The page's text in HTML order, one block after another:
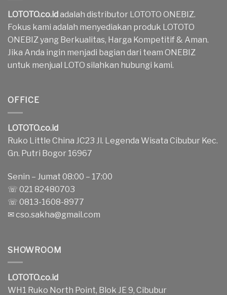
LOTOTO.co.idadalah distributor LOTOTO ONEBIZ.
Fokus kami adalah menyediakan produk LOTOTO
ONEBIZ yang Berkualitas, Harga Kompetitif & Aman.
Jika Anda ingin menjadi bagian dari team ONEBIZ
untuk menjual LOTO silahkan hubungi kami.
OFFICE
LOTOTO.co.id
Ruko Little China JC23 Jl. Legenda Wisata Cibubur Kec.
Gn. Putri Bogor 16967
Senin – Jumat 08:00 – 17:00
☏ 021 82480703
☏ 0813-1608-8977
✉cso.sakha@gmail.com
SHOWROOM
LOTOTO.co.id
WH1 Ruko North Point, Blok JE 9, Cibubur